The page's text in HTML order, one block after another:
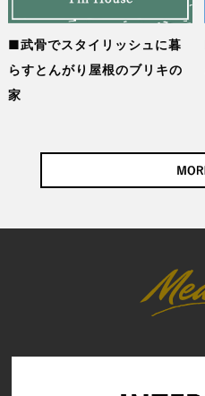
武骨でスタイリッシュに暮
らすとんがり屋根のブリキの
家